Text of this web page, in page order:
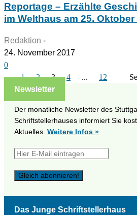
Reportage – Erzählte
im Welthaus am 25. Oktober
Redaktion -
24. November 2017
0
1
2 3 4 ... 12
Newsletter
Der monatliche Newsletter des
Schriftstellerhauses informiert Sie
Aktuelles. Weitere Infos »
Das Junge Schriftstellerhaus